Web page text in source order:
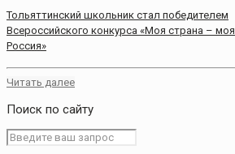
Тольяттинский школьник стал победителем
Всероссийского конкурса «Моя страна – моя
Россия»
Читать далее
Поиск по сайту